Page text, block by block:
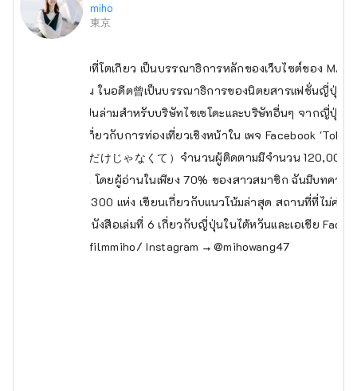
miho
東京
บันกำลังอาศัยอยู่ที่โตเกียว เป็นบรรณาธิการหลักของเว็บไซต์ของ
ำหรับชาวไต้หวัน ในอดีต曾เป็นบรรณาธิการของนิตยสารแฟชั่นญี่ปุ่น ติ
ส่วนตัวในไทเป, เป็นล่ามสำหรับบริษัทไชเซโดะและบริษัทอื่นๆ จากญี่ปุ่นแ
รเขียนโฆษณาเกี่ยวกับการท่องเที่ยวเชิงหน้าใน เพจ Facebook
只是留學（留学だけじゃなくて）จำนวนผู้ติดตามมีจำนวน 120,000
ฮ่องกง และญี่ปุ่น โดยผู้อ่านในเพียง 70% ของสาวสมาชิก ฉันมีบทควา
ในอดีตมากกว่า 300 แห่ง เขียนเกี่ยวกับแนวโน้มล่าสุด สถานที่ที่ไม่ค่อ
ดั้งเดิม เผยแพร่หนังสือเล่มที่ 6 เกี่ยวกับญี่ปุ่นในไต้หวันและเอเชีย
filmmiho/ Instagram → @mihowang47